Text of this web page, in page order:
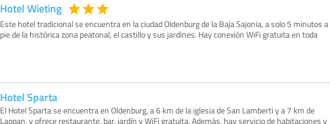
Hotel Wieting
Este hotel tradicional se encuentra en la ciudad Oldenburg de la Baja Sajonia, a solo 5 minutos a
pie de la histórica zona peatonal, el castillo y sus jardines. Hay conexión WiFi gratuita en toda
Hotel Sparta
El Hotel Sparta se encuentra en Oldenburg, a 6 km de la iglesia de San Lamberti y a 7 km de
Lappan, y ofrece restaurante, bar, jardín y WiFi gratuita. Además, hay servicio de habitaciones y